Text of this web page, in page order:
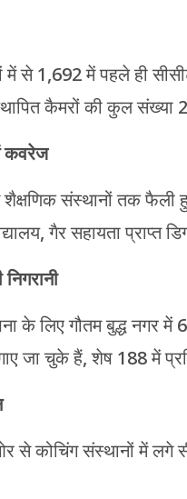
से 1,692 में पहले ही
कैमरों की कुल संख्या
कवरेज
संस्थानों तक फैली
गैर सहायता प्राप्त
के लिए गौतम बुद्ध नगर
जा चुके हैं, शेष 188 में
से कोचिंग संस्थानों में लगे